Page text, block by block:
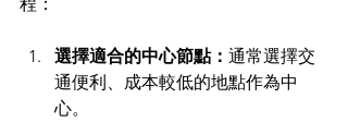
程：
選擇適合的中心節點： 通常選擇交
通便利、成本較低的地點作為中
心。